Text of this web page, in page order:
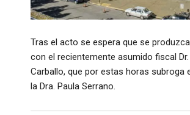
Tras el acto se espera que se
con el recientemente asumido fiscal Dr.
Carballo, que por estas horas subroga
la Dra. Paula Serrano.